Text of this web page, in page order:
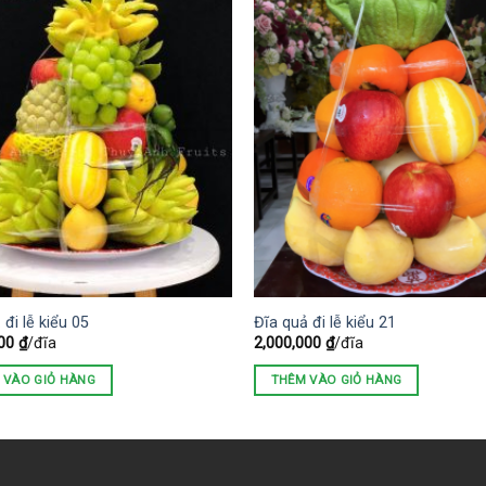
lễ kiểu 05
₫/đĩa
VÀO GIỎ HÀNG
Đĩa quả đi lễ kiểu 21
2,000,000 ₫/đĩa
THÊM VÀO GIỎ HÀNG